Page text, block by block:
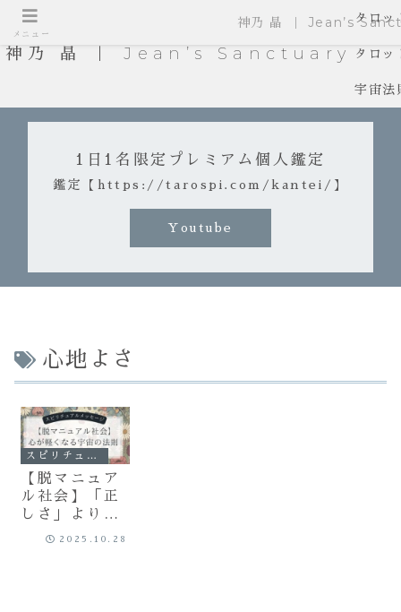
神乃 晶 ｜ Jean’s Sanctuary
タロッ
タロッ
宇宙法
1日1名限定プレミアム個人鑑定
鑑定【https://tarospi.com/kantei/】
Youtube
心地よさ
スピリチュアル
【脱マニュア
ル社会】「正
しさ」より
「波動」で生
2025.10.28
メニュー
神乃 晶 ｜ Jean’s